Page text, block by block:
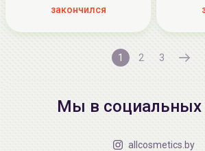
закончился
1 2 3
Мы в социальных
allcosmetics.by